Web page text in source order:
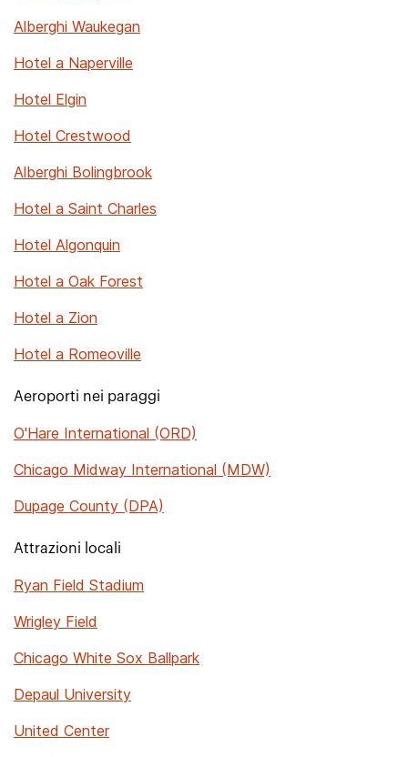
Alberghi Waukegan
Hotel a Naperville
Hotel Elgin
Hotel Crestwood
Alberghi Bolingbrook
Hotel a Saint Charles
Hotel Algonquin
Hotel a Oak Forest
Hotel a Zion
Hotel a Romeoville
Aeroporti nei paraggi
O'Hare International (ORD)
Chicago Midway International (MDW)
Dupage County (DPA)
Attrazioni locali
Ryan Field Stadium
Wrigley Field
Chicago White Sox Ballpark
Depaul University
United Center